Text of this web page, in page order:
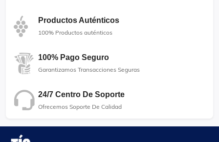
Productos Auténticos
100% Productos auténticos
100% Pago Seguro
Garantizamos Transacciones Seguras
24/7 Centro De Soporte
Ofrecemos Soporte De Calidad